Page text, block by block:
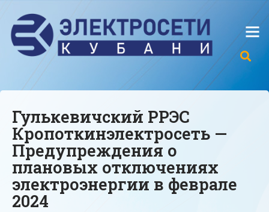
Гулькевичский РРЭС
Кропоткинэлектросеть —
Предупреждения о
плановых отключениях
электроэнергии в феврале
2024